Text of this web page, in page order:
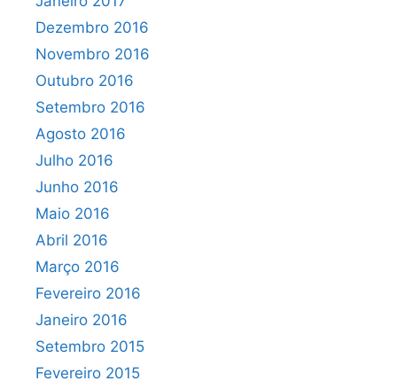
Dezembro 2016
Novembro 2016
Outubro 2016
Setembro 2016
Agosto 2016
Julho 2016
Junho 2016
Maio 2016
Abril 2016
Março 2016
Fevereiro 2016
Janeiro 2016
Setembro 2015
Fevereiro 2015